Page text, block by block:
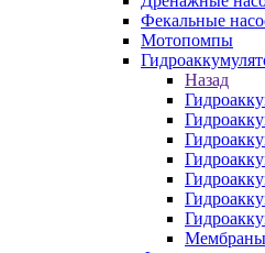
Фекальные
Мотопомпы
Назад
Мембраны